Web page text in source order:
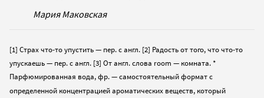
Мария Маковская
[1] Страх что-то упустить — пер. с англ. [2] Радость от того, что что-то
упускаешь — пер. с англ. [3] От англ. слова room — комната.*
Парфюмированная вода, фр. — самостоятельный формат с
определенной концентрацией ароматических веществ, который